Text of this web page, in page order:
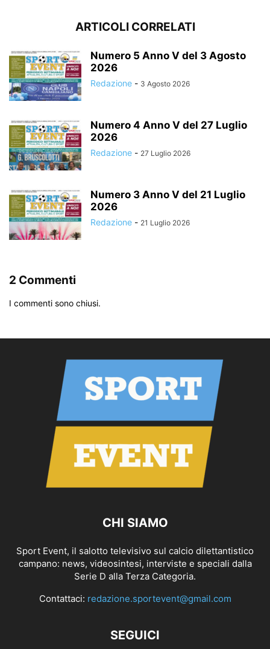
ARTICOLI CORRELATI
Numero 5 Anno V del 3 Agosto
2026
Redazione - 3 Agosto 2026
Numero 4 Anno V del 27 Luglio
2026
Redazione - 27 Luglio 2026
Numero 3 Anno V del 21 Luglio
2026
Redazione - 21 Luglio 2026
2 Commenti
I commenti sono chiusi.
CHI SIAMO
Sport Event, il salotto televisivo sul calcio dilettantistico
campano: news, videosintesi, interviste e speciali dalla
Serie D alla Terza Categoria.
Contattaci: redazione.sportevent@gmail.com
SEGUICI